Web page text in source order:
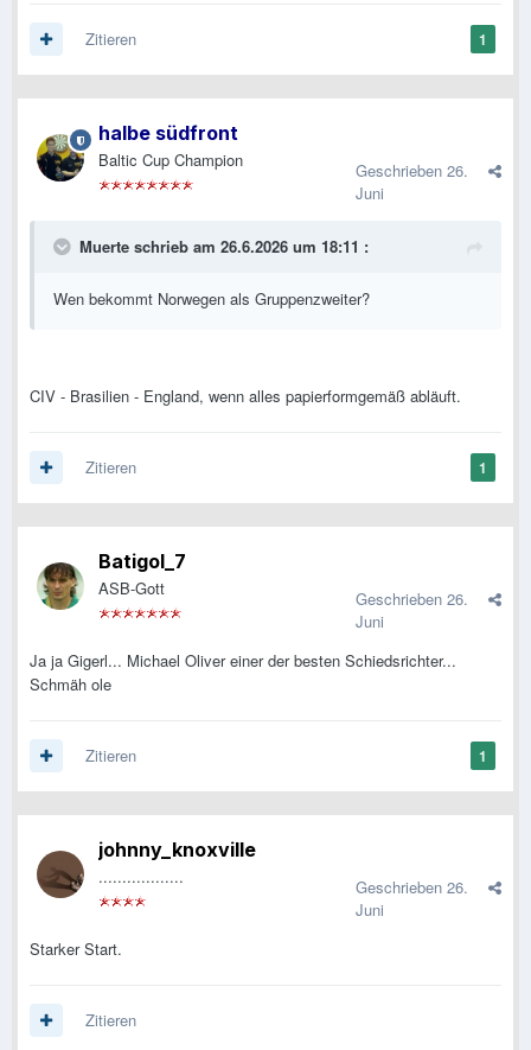
1
Zitieren
halbe südfront
Baltic Cup Champion Geschrieben 26.
Juni
Muerte schrieb am 26.6.2026 um 18:11 :
Wen bekommt Norwegen als Gruppenzweiter?
CIV - Brasilien - England, wenn alles papierformgemäß abläuft.
1
Zitieren
Batigol_7
ASB-Gott Geschrieben 26.
Juni
Ja ja Gigerl... Michael Oliver einer der besten Schiedsrichter...
Schmäh ole
1
Zitieren
johnny_knoxville
.................. Geschrieben 26.
Juni
Starker Start.
Zitieren